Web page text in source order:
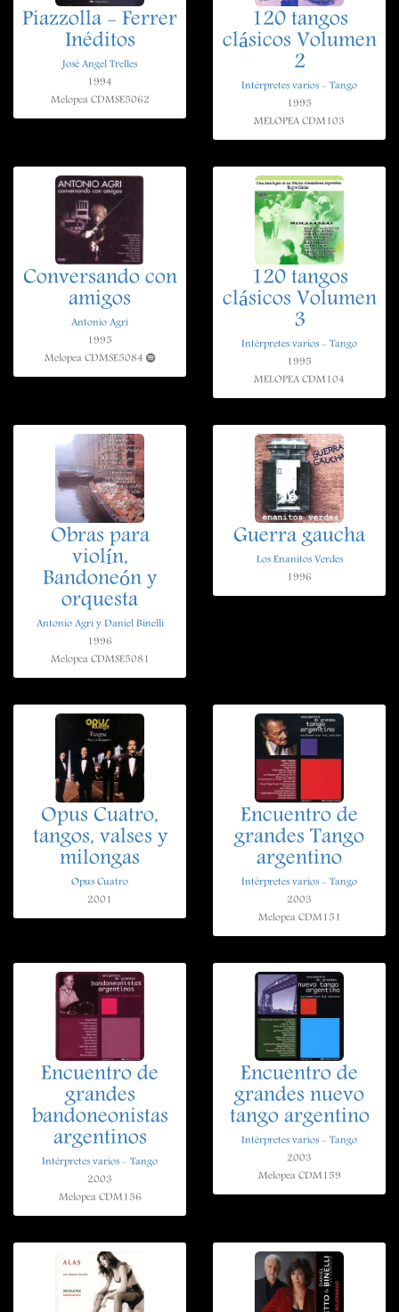
Piazzolla - Ferrer
Inéditos
José Angel Trelles
1994
Melopea CDMSE5062
120 tangos
clásicos Volumen
2
Intérpretes varios - Tango
1995
MELOPEA CDM103
Conversando con
amigos
Antonio Agri
1995
Melopea CDMSE5084
120 tangos
clásicos Volumen
3
Intérpretes varios - Tango
1995
MELOPEA CDM104
Obras para
violín,
Bandoneón y
orquesta
Antonio Agri y Daniel Binelli
1996
Melopea CDMSE5081
Guerra gaucha
Los Enanitos Verdes
1996
Opus Cuatro,
tangos, valses y
milongas
Opus Cuatro
2001
Encuentro de
grandes Tango
argentino
Intérpretes varios - Tango
2003
Melopea CDM151
Encuentro de
grandes
bandoneonistas
argentinos
Intérpretes varios - Tango
2003
Melopea CDM156
Encuentro de
grandes nuevo
tango argentino
Intérpretes varios - Tango
2003
Melopea CDM159